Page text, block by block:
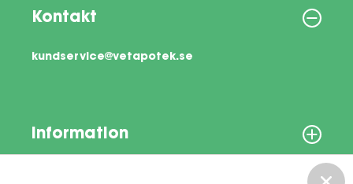
Kontakt
kundservice@vetapotek.se
Information